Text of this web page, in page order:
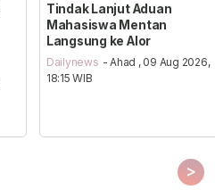
Tindak Lanjut Aduan
Mahasiswa Mentan
Langsung ke Alor
Dailynews - Ahad , 09 Aug 2026,
18:15 WIB
>